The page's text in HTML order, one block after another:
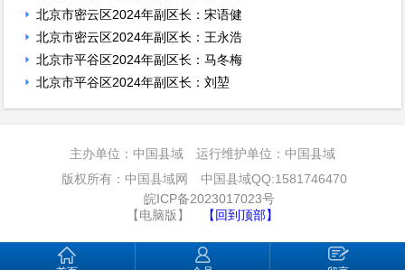
北京市密云区2024年副区长：宋语健
北京市密云区2024年副区长：王永浩
北京市平谷区2024年副区长：马冬梅
北京市平谷区2024年副区长：刘堃
主办单位：中国县域 运行维护单位：中国县域
版权所有：中国县域网 中国县域QQ:1581746470
皖ICP备2023017023号
【电脑版】
【回到顶部】